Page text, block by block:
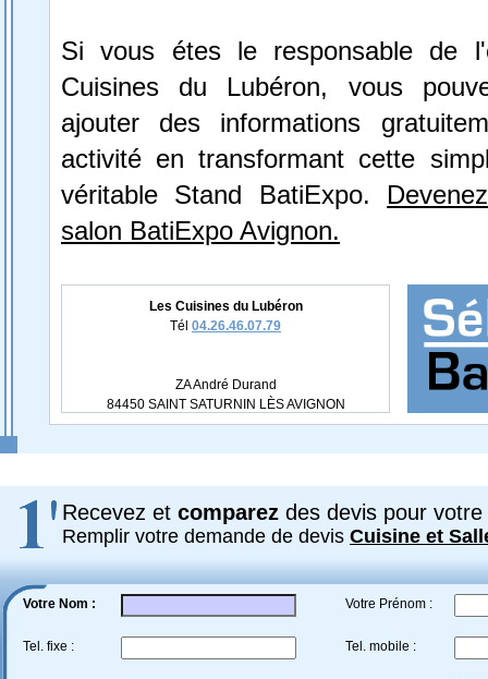
Si vous étes le responsable de
Cuisines du Lubéron, vous
ajouter des informations
activité en transformant cette
véritable Stand BatiExpo.
salon BatiExpo Avignon.
Les Cuisines du Lubéron
Tél 04.26.46.07.79
ZA André Durand
84450 SAINT SATURNIN LÈS AVIGNON
Recevez et comparez des devis pour votre
Remplir votre demande de devis Cuisine et
Votre Nom : Votre Prénom :
Tel. fixe : Tel. mobile :